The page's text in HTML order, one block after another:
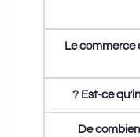
Le commerce
Est-ce
De